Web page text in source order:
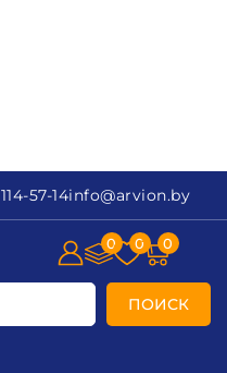
114-57-14info@arvion.by
ПОИСК
0 0 0